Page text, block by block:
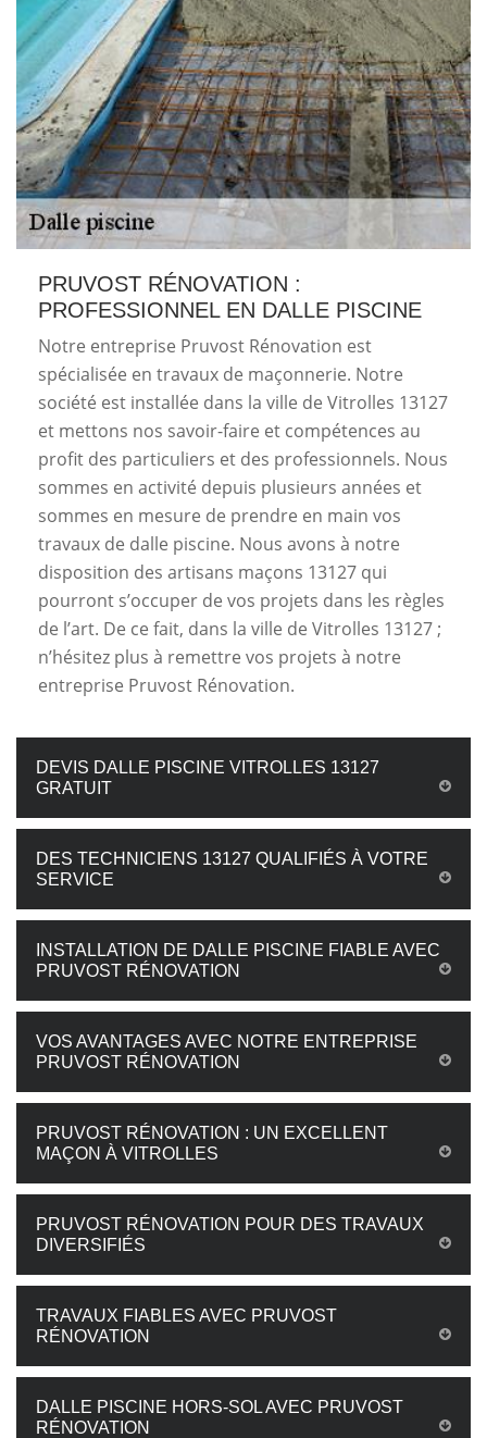
PRUVOST RÉNOVATION :
PROFESSIONNEL EN DALLE PISCINE
Notre entreprise Pruvost Rénovation est
spécialisée en travaux de maçonnerie. Notre
société est installée dans la ville de Vitrolles 13127
et mettons nos savoir-faire et compétences au
profit des particuliers et des professionnels. Nous
sommes en activité depuis plusieurs années et
sommes en mesure de prendre en main vos
travaux de dalle piscine. Nous avons à notre
disposition des artisans maçons 13127 qui
pourront s’occuper de vos projets dans les règles
de l’art. De ce fait, dans la ville de Vitrolles 13127 ;
n’hésitez plus à remettre vos projets à notre
entreprise Pruvost Rénovation.
DEVIS DALLE PISCINE VITROLLES 13127
GRATUIT
DES TECHNICIENS 13127 QUALIFIÉS À VOTRE
SERVICE
INSTALLATION DE DALLE PISCINE FIABLE AVEC
PRUVOST RÉNOVATION
VOS AVANTAGES AVEC NOTRE ENTREPRISE
PRUVOST RÉNOVATION
PRUVOST RÉNOVATION : UN EXCELLENT
MAÇON À VITROLLES
PRUVOST RÉNOVATION POUR DES TRAVAUX
DIVERSIFIÉS
TRAVAUX FIABLES AVEC PRUVOST
RÉNOVATION
DALLE PISCINE HORS-SOL AVEC PRUVOST
RÉNOVATION